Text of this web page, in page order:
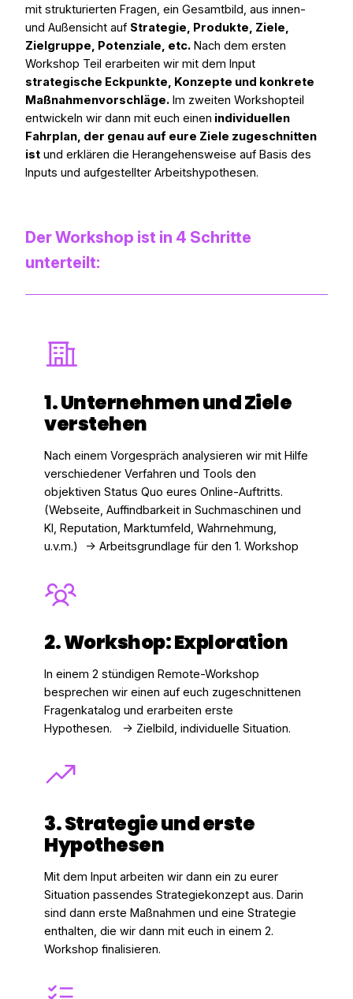
mit strukturierten Fragen, ein Gesamtbild, aus innen-
und Außensicht auf Strategie, Produkte, Ziele,
Zielgruppe, Potenziale, etc. Nach dem ersten
Workshop Teil erarbeiten wir mit dem Input
strategische Eckpunkte, Konzepte und konkrete
Maßnahmenvorschläge. Im zweiten Workshopteil
entwickeln wir dann mit euch einen individuellen
Fahrplan, der genau auf eure Ziele zugeschnitten
ist und erklären die Herangehensweise auf Basis des
Inputs und aufgestellter Arbeitshypothesen.
Der Workshop ist in 4 Schritte
unterteilt:
1. Unternehmen und Ziele
verstehen
Nach einem Vorgespräch analysieren wir mit Hilfe
verschiedener Verfahren und Tools den
objektiven Status Quo eures Online-Auftritts.
(Webseite, Auffindbarkeit in Suchmaschinen und
KI, Reputation, Marktumfeld, Wahrnehmung,
u.v.m.) -> Arbeitsgrundlage für den 1. Workshop
2. Workshop: Exploration
In einem 2 stündigen Remote-Workshop
besprechen wir einen auf euch zugeschnittenen
Fragenkatalog und erarbeiten erste
Hypothesen. -> Zielbild, individuelle Situation.
3. Strategie und erste
Hypothesen
Mit dem Input arbeiten wir dann ein zu eurer
Situation passendes Strategiekonzept aus. Darin
sind dann erste Maßnahmen und eine Strategie
enthalten, die wir dann mit euch in einem 2.
Workshop finalisieren.